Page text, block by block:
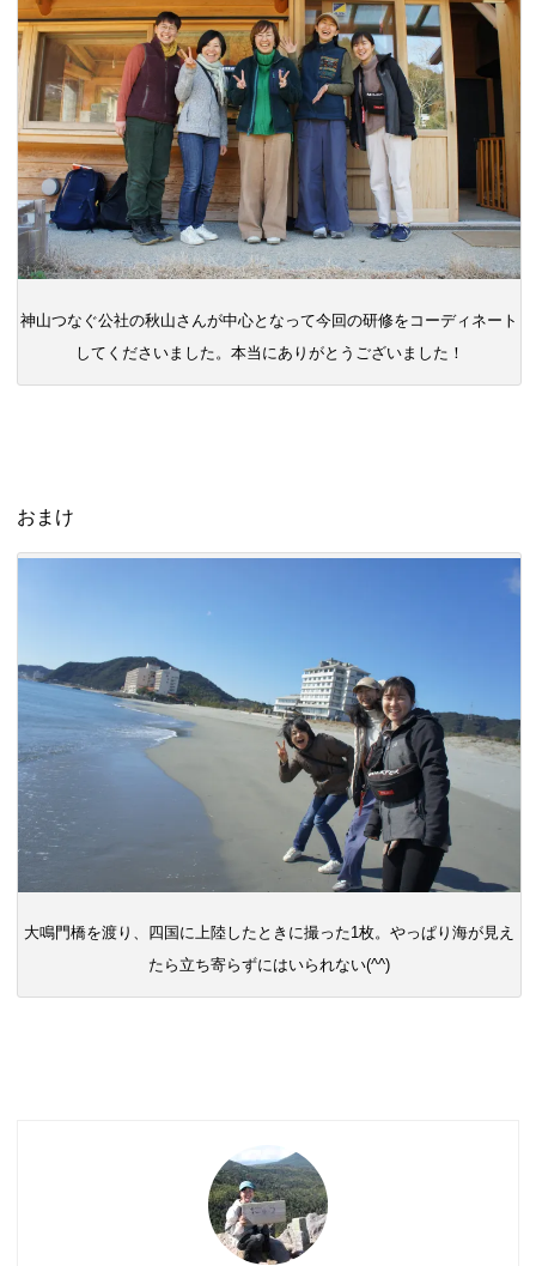
神山つなぐ公社の秋山さんが中心となって今回の研修をコーディネート
してくださいました。本当にありがとうございました！
おまけ
大鳴門橋を渡り、四国に上陸したときに撮った1枚。やっぱり海が見え
たら立ち寄らずにはいられない(^^)